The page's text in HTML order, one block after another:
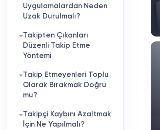
Uygulamalardan Neden
Uzak Durulmalı?
Takipten Çıkanları
Düzenli Takip Etme
Yöntemi
Takip Etmeyenleri Toplu
Olarak Bırakmak Doğru
mu?
Takipçi Kaybını Azaltmak
İçin Ne Yapılmalı?